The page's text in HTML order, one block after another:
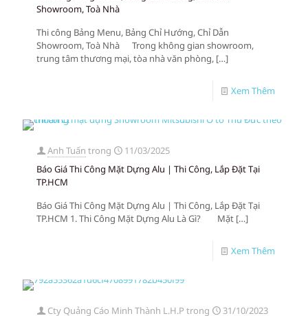
Showroom, Toà Nhà
Thi công Bảng Menu, Bảng Chỉ Hướng, Chỉ Dẫn
Showroom, Toà Nhà Trong không gian showroom,
trung tâm thương mại, tòa nhà văn phòng, […]
Xem Thêm
Anh Tuấn trong
11/03/2025
Báo Giá Thi Công Mặt Dựng Alu | Thi Công, Lắp Đặt Tại
TP.HCM
Báo Giá Thi Công Mặt Dựng Alu | Thi Công, Lắp Đặt Tại
TP.HCM 1. Thi Công Mặt Dựng Alu Là Gì? Mặt […]
Xem Thêm
Cty Quảng Cáo Minh Thành L.H.P trong
31/10/2023